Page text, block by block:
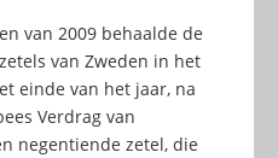
van 2009 behaalde de
van Zweden in het
einde van het jaar, na
Verdrag van
negentiende zetel, die